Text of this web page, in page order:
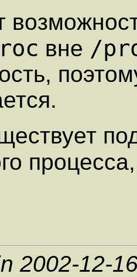
вне /
2002-12-